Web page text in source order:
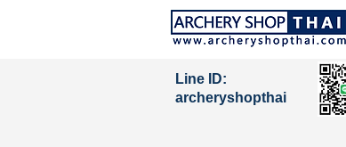
Line ID:
archeryshopthai